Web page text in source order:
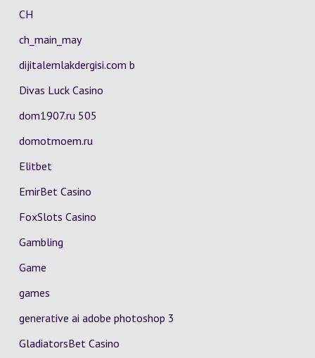
CH
ch_main_may
dijitalemlakdergisi.com b
Divas Luck Casino
dom1907.ru 505
domotmoem.ru
Elitbet
EmirBet Casino
FoxSlots Casino
Gambling
Game
games
generative ai adobe photoshop 3
GladiatorsBet Casino